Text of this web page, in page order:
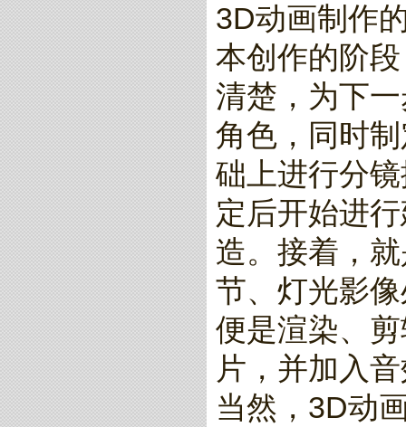
3D动画制作
本创作的阶
清楚，为下
角色，同时
础上进行分
定后开始进
造。接着，
节、灯光影
便是渲染、
片，并加入
当然，3D动